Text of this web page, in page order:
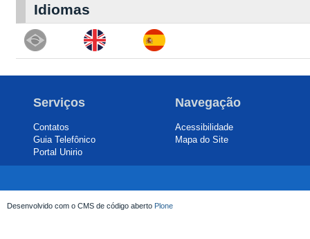
Idiomas
Serviços
Contatos
Guia Telefônico
Portal Unirio
Navegação
Acessibilidade
Mapa do Site
Desenvolvido com o CMS de código aberto Plone